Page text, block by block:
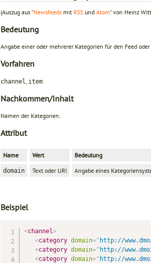
(Auszug aus "Newsfeeds mit RSS und Atom" von Heinz
Bedeutung
Angabe einer oder mehrerer Kategorien für den Feed
Vorfahren
channel item
Nachkommen/Inhalt
Namen der Kategorien.
Attribut
Name Wert Bedeutung
domain Text oder URI Angabe eines
Beispiel
<channel>
<category domain=" http://
<category domain=" http://
<category domain=" http://